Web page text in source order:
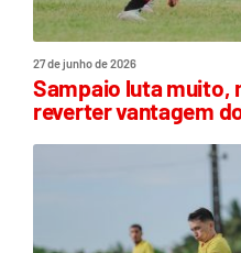
27 de junho de 2026
Sampaio luta muito,
reverter vantagem